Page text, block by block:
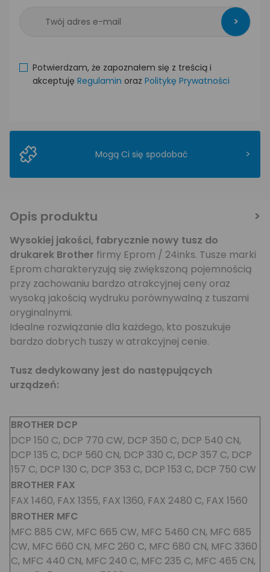
>
Potwierdzam, że zapoznałem się z treścią i
akceptuję Regulamin oraz Politykę Prywatności
Mogą Ci się spodobać >
Opis produktu
Wysokiej jakości, fabrycznie nowy tusz do
drukarek Brother firmy Eprom / 24inks. Tusze marki
Eprom charakteryzują się zwiększoną pojemnością
przy zachowaniu bardzo atrakcyjnej ceny oraz
wysoką jakością wydruku porównywalną z tuszami
oryginalnymi.
Idealne rozwiązanie dla każdego, kto poszukuje
bardzo dobrych tuszy w atrakcyjnej cenie.
Tusz dedykowany jest do następujących
urządzeń:
BROTHER DCP
DCP 150 C, DCP 770 CW, DCP 350 C, DCP 540 CN,
DCP 135 C, DCP 560 CN, DCP 330 C, DCP 357 C, DCP
157 C, DCP 130 C, DCP 353 C, DCP 153 C, DCP 750 CW
BROTHER FAX
FAX 1460, FAX 1355, FAX 1360, FAX 2480 C, FAX 1560
BROTHER MFC
MFC 885 CW, MFC 665 CW, MFC 5460 CN, MFC 685
CW, MFC 660 CN, MFC 260 C, MFC 680 CN, MFC 3360
C, MFC 440 CN, MFC 240 C, MFC 235 C, MFC 465 CN,